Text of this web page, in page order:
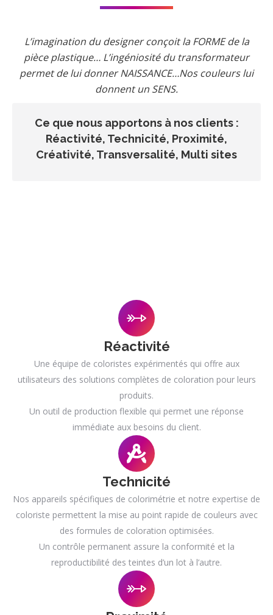
L’imagination du designer conçoit la FORME de la
pièce plastique… L’ingéniosité du transformateur
permet de lui donner NAISSANCE…Nos couleurs lui
donnent un SENS.
Ce que nous apportons à nos clients :
Réactivité, Technicité, Proximité,
Créativité, Transversalité, Multi sites
Réactivité
Une équipe de coloristes expérimentés qui offre aux
utilisateurs des solutions complètes de coloration pour leurs
produits.
Un outil de production flexible qui permet une réponse
immédiate aux besoins du client.
Technicité
Nos appareils spécifiques de colorimétrie et notre expertise de
coloriste permettent la mise au point rapide de couleurs avec
des formules de coloration optimisées.
Un contrôle permanent assure la conformité et la
reproductibilité des teintes d’un lot à l’autre.